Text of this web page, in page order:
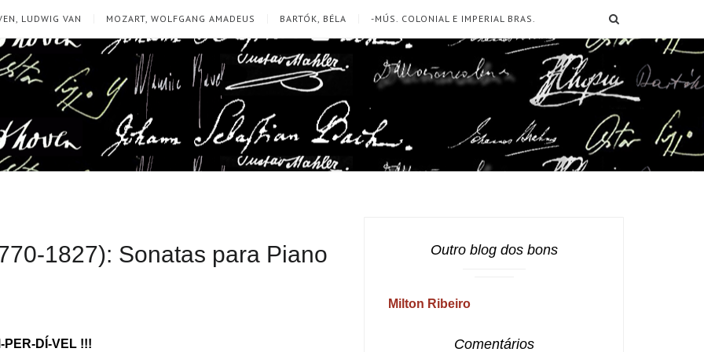
LUDWIG VAN MOZART, WOLFGANG AMADEUS BARTÓK, BÉLA -MÚS. COLONIAL E IMPERIAL BRAS.
1827): Sonatas para Piano
PER-DÍ-VEL !!!
Outro blog dos bons
Milton Ribeiro
Comentários